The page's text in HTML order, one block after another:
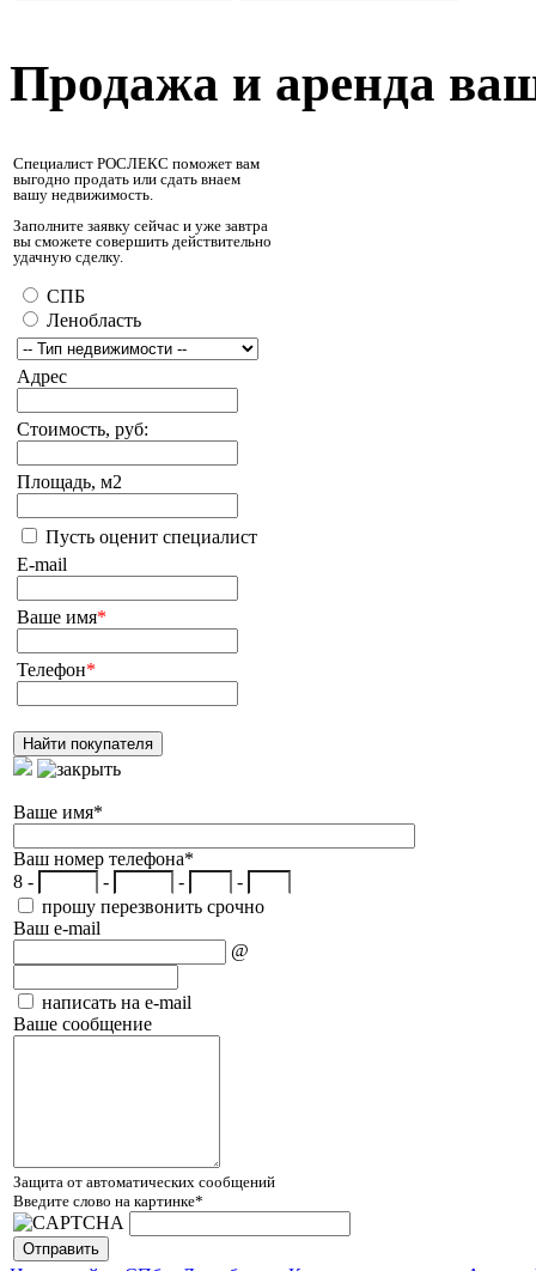
Продажа и аренда
Специалист РОСЛЕКС поможет вам
выгодно продать или сдать внаем
вашу недвижимость.
Заполните заявку сейчас и уже завтра
вы сможете совершить действительно
удачную сделку.
СПБ
Ленобласть
Адрес
Стоимость, руб:
Площадь, м2
Пусть оценит специалист
E-mail
Ваше имя*
Телефон*
Ваше имя*
Ваш номер телефона*
8 -
- -
-
прошу перезвонить срочно
Ваш e-mail
@
написать на e-mail
Ваше сообщение
Защита от автоматических сообщений
Введите слово на картинке*